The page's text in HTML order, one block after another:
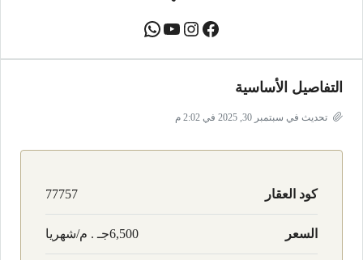
التفاصيل الأساسية
تحديث في سبتمبر 30, 2025 في 2:02 م
كود العقار 77757
السعر 6,500جـ . م/شهريا